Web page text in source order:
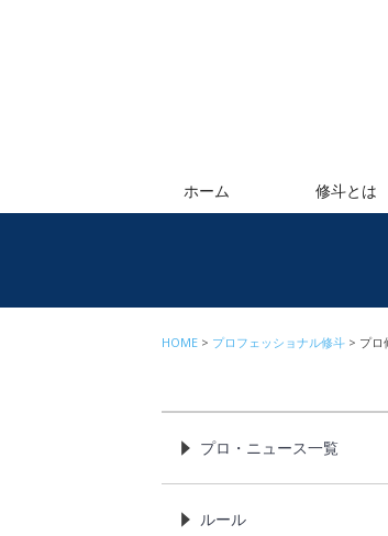
ホーム 修斗とは
HOME プロフェッショナル修斗 プロ
プロ・ニュース一覧
ルール